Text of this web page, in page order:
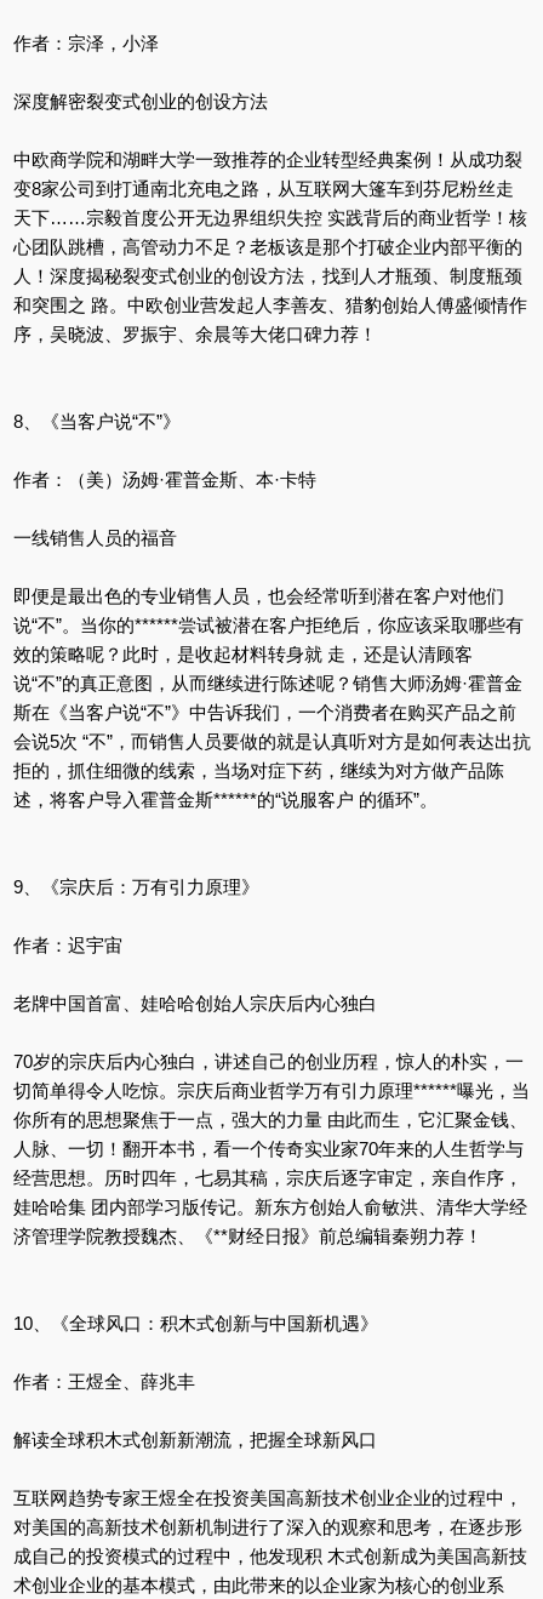
作者：宗泽，小泽
深度解密裂变式创业的创设方法
中欧商学院和湖畔大学一致推荐的企业转型经典案例！从成功裂
变8家公司到打通南北充电之路，从互联网大篷车到芬尼粉丝走
天下……宗毅首度公开无边界组织失控 实践背后的商业哲学！核
心团队跳槽，高管动力不足？老板该是那个打破企业内部平衡的
人！深度揭秘裂变式创业的创设方法，找到人才瓶颈、制度瓶颈
和突围之 路。中欧创业营发起人李善友、猎豹创始人傅盛倾情作
序，吴晓波、罗振宇、余晨等大佬口碑力荐！
8、《当客户说“不”》
作者：（美）汤姆·霍普金斯、本·卡特
一线销售人员的福音
即便是最出色的专业销售人员，也会经常听到潜在客户对他们
说“不”。当你的******尝试被潜在客户拒绝后，你应该采取哪些有
效的策略呢？此时，是收起材料转身就 走，还是认清顾客
说“不”的真正意图，从而继续进行陈述呢？销售大师汤姆·霍普金
斯在《当客户说“不”》中告诉我们，一个消费者在购买产品之前
会说5次 “不”，而销售人员要做的就是认真听对方是如何表达出抗
拒的，抓住细微的线索，当场对症下药，继续为对方做产品陈
述，将客户导入霍普金斯******的“说服客户 的循环”。
9、《宗庆后：万有引力原理》
作者：迟宇宙
老牌中国首富、娃哈哈创始人宗庆后内心独白
70岁的宗庆后内心独白，讲述自己的创业历程，惊人的朴实，一
切简单得令人吃惊。宗庆后商业哲学万有引力原理******曝光，当
你所有的思想聚焦于一点，强大的力量 由此而生，它汇聚金钱、
人脉、一切！翻开本书，看一个传奇实业家70年来的人生哲学与
经营思想。历时四年，七易其稿，宗庆后逐字审定，亲自作序，
娃哈哈集 团内部学习版传记。新东方创始人俞敏洪、清华大学经
济管理学院教授魏杰、《**财经日报》前总编辑秦朔力荐！
10、《全球风口：积木式创新与中国新机遇》
作者：王煜全、薛兆丰
解读全球积木式创新新潮流，把握全球新风口
互联网趋势专家王煜全在投资美国高新技术创业企业的过程中，
对美国的高新技术创新机制进行了深入的观察和思考，在逐步形
成自己的投资模式的过程中，他发现积 木式创新成为美国高新技
术创业企业的基本模式，由此带来的以企业家为核心的创业系